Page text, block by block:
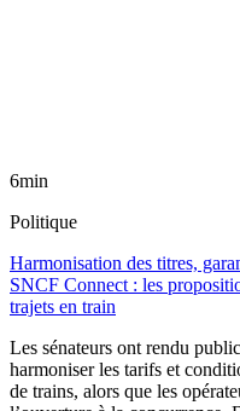
6min
Politique
Harmonisation des titres,
SNCF Connect : les
trajets en train
Les sénateurs ont rendu
harmoniser les tarifs et
de trains, alors que les